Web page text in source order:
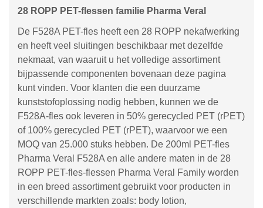
28 ROPP PET-flessen familie Pharma Veral
De F528A PET-fles heeft een 28 ROPP nekafwerking
en heeft veel sluitingen beschikbaar met dezelfde
nekmaat, van waaruit u het volledige assortiment
bijpassende componenten bovenaan deze pagina
kunt vinden. Voor klanten die een duurzame
kunststofoplossing nodig hebben, kunnen we de
F528A-fles ook leveren in 50% gerecycled PET (rPET)
of 100% gerecycled PET (rPET), waarvoor we een
MOQ van 25.000 stuks hebben. De 200ml PET-fles
Pharma Veral F528A en alle andere maten in de 28
ROPP PET-fles-flessen Pharma Veral Family worden
in een breed assortiment gebruikt voor producten in
verschillende markten zoals: body lotion,